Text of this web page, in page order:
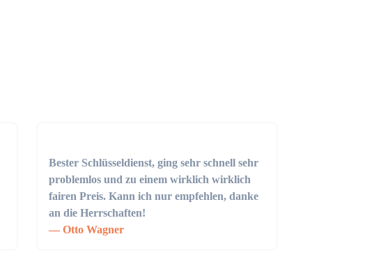
Bester Schlüsseldienst, ging sehr schnell sehr
problemlos und zu einem wirklich wirklich
fairen Preis. Kann ich nur empfehlen, danke
an die Herrschaften!
Otto Wagner